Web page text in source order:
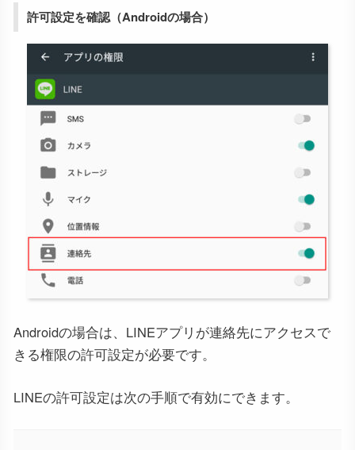
許可設定を確認（Androidの場合）
Androidの場合は、LINEアプリが連絡先にアクセスで
きる権限の許可設定が必要です。
LINEの許可設定は次の手順で有効にできます。